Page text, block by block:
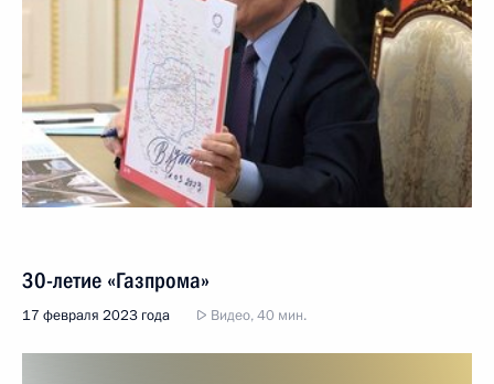
30-летие «Газпрома»
17 февраля 2023 года Видео, 40 мин.